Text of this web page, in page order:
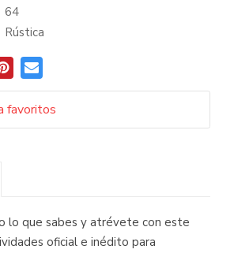
64
Rústica
favoritos
lo que sabes y atrévete con este
oficial e inédito para